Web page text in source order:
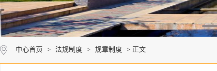
中心首页 > 法规制度 > 规章制度 > 正文